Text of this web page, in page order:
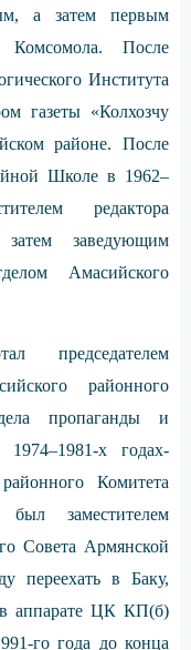
а затем первым
Комсомола. После
Института
газеты «Колхозчу
районе. После
Школе в 1962–
редактора
заведующим
Амасийского
председателем
районного
пропаганды и
х годах-
Комитета
заместителем
Совета Армянской
переехать в Баку,
в аппарате ЦК КП(б)
го года до конца